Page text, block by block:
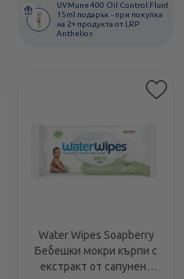
UVMune 400 Oil Control Fluid
15ml подарък - при покупка
на 2+ продукта от LRP
Anthelios
Water Wipes Soapberry
Бебешки мокри кърпи с
екстракт от сапунено